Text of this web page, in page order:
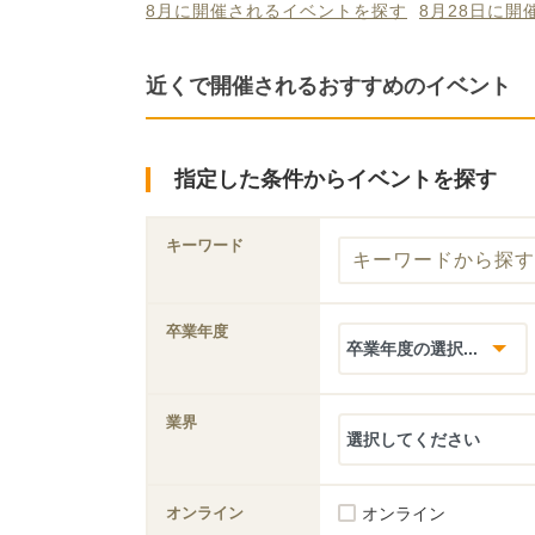
8月に開催されるイベントを探す 8月28日に開
近くで開催されるおすすめのイベント
指定した条件からイベントを探す
キーワード
卒業年度
業界
オンライン オンライン